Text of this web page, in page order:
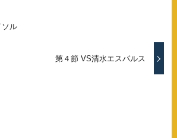
ル
第４節 VS清水エスパルス